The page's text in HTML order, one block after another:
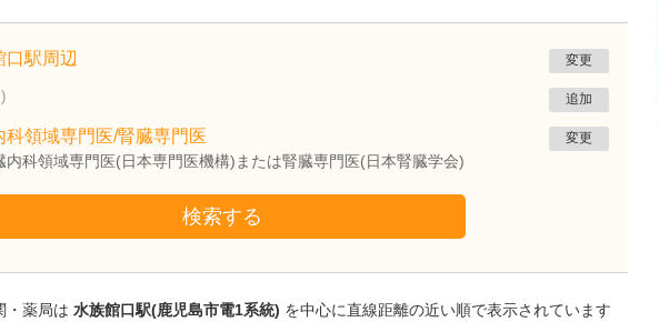
口駅周辺 変更
追加
科領域専門医/腎臓専門医
内科領域専門医(日本専門医機構)または腎臓専門医(日本腎臓学会)
変更
検索する
・薬局は 水族館口駅(鹿児島市電1系統) を中心に直線距離の近い順で表示されています
冨永 裕一
外来診療について、年齢や性別を問わず幅広く